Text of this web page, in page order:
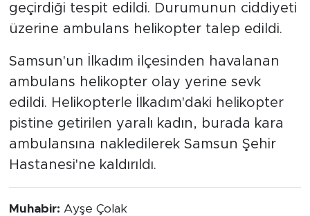
geçirdiği tespit edildi. Durumunun ciddiyeti
üzerine ambulans helikopter talep edildi.
Samsun'un İlkadım ilçesinden havalanan
ambulans helikopter olay yerine sevk
edildi. Helikopterle İlkadım'daki helikopter
pistine getirilen yaralı kadın, burada kara
ambulansına nakledilerek Samsun Şehir
Hastanesi'ne kaldırıldı.
Muhabir: Ayşe Çolak